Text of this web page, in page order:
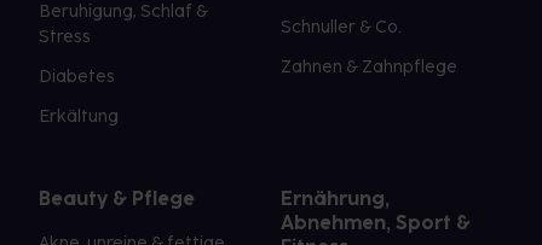
Beruhigung, Schlaf &
Stress
Diabetes
Erkältung
Schnuller & Co.
Zahnen & Zahnpflege
Beauty & Pflege
Ernährung,
Abnehmen, Sport &